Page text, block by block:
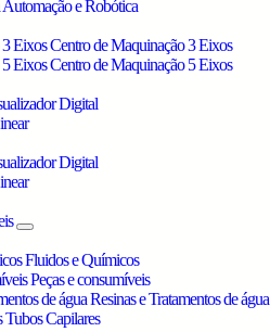
Automação e Robótica
EixosCentro de Maquinação 3 Eixos
EixosCentro de Maquinação 5 Eixos
Digital
Digital
Fluidos e Químicos
Peças e consumíveis
de águaResinas e Tratamentos de água
Tubos Capilares